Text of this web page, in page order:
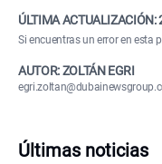
ÚLTIMA ACTUALIZACIÓN:
Si encuentras un error en esta
AUTOR: ZOLTÁN EGRI
Últimas noticias